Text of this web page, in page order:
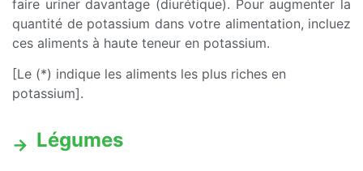
faire uriner davantage (diurétique). Pour augmenter la
quantité de potassium dans votre alimentation, incluez
ces aliments à haute teneur en potassium.
[Le (*) indique les aliments les plus riches en
potassium].
Légumes